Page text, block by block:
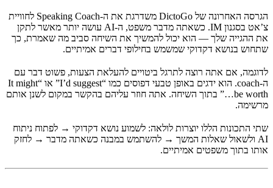
הגרסה האחרונה של DictoGo משדרגת את ה-Speaking Coach לחוויית
צ’אט בסגנון IM. כשאתה מדבר משפט, ה-AI עושה יותר מאשר לתקן
את ההגייה שלך — הוא יכול להמשיך את השיחה סביב מה שאמרת, כך
שתחוש בנושא דקדוקי שמשמש בחילופי דברים אמיתיים.
לדוגמה, אם אתה רוצה לתרגל ביטויים להעלאת הצעות, פשוט דבר עם
ה-coach. הוא ידגים באופן טבעי דפוסים כמו “I’d suggest” או “It might
be worth…” בתוך השיחה. אתה חוזר עליהם בהקשר במקום לשנן אותם
מרשימה.
שתי התכונות הללו יוצרות לולאה: לשמוע נושא דקדוקי → לפתוח ניתוח
AI ולשאול שאלות המשך → להשתמש במבנה כשאתה מדבר → לחזק
אותו בתוך משפטים אמיתיים.